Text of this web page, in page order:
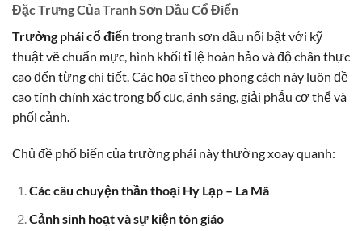
Đặc Trưng Của Tranh Sơn Dầu Cổ Điển
Trường phái cổ điểntrong tranh sơn dầu nổi bật với kỹ
thuật vẽ chuẩn mực, hình khối tỉ lệ hoàn hảo và độ chân thực
cao đến từng chi tiết. Các họa sĩ theo phong cách này luôn đề
cao tính chính xác trong bố cục, ánh sáng, giải phẫu cơ thể và
phối cảnh.
Chủ đề phổ biến của trường phái này thường xoay quanh:
Các câu chuyện thần thoại Hy Lạp – La Mã
Cảnh sinh hoạt và sự kiện tôn giáo